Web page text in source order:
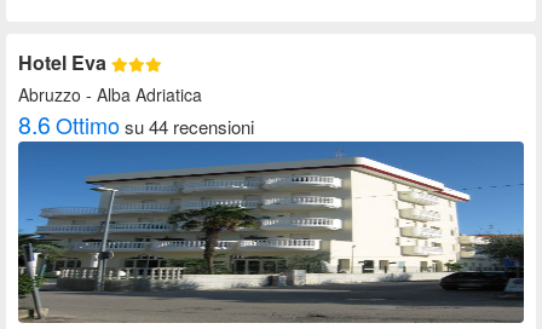
Hotel Eva
Abruzzo - Alba Adriatica
8.6Ottimosu 44 recensioni